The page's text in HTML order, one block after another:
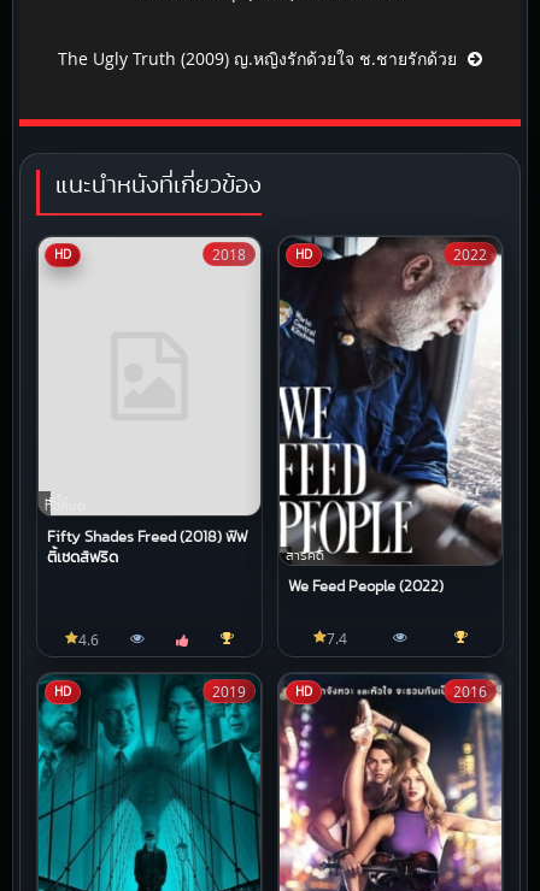
The Ugly Truth (2009) ญ.หญิงรักด้วยใจ ช.ชายรักด้วย
แนะนำหนังที่เกี่ยวข้อง
HD
หนัง
ทั้งหมด
Fifty Shades Freed (2018) ฟิฟ
ตี้เชดส์ฟรีด
2018
4.6
HD
สารคดี
We Feed People (2022)
2022
7.4
HD 2019 HD 2016